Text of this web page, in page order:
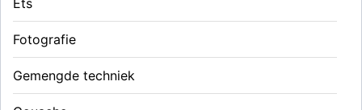
Fotografie
Gemengde techniek